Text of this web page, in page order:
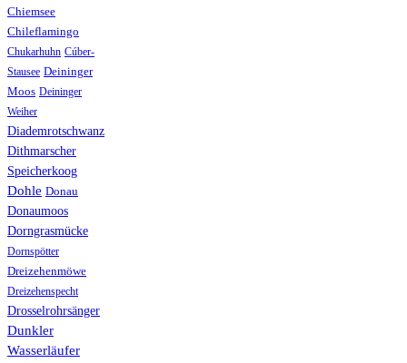
Chiemsee
Chileflamingo
Chukarhuhn Cúber-
Stausee Deininger
Moos Deininger
Weiher
Diademrotschwanz
Dithmarscher
Speicherkoog
Dohle Donau
Donaumoos
Dorngrasmücke
Dornspötter
Dreizehenmöwe
Dreizehenspecht
Drosselrohrsänger
Dunkler
Wasserläufer